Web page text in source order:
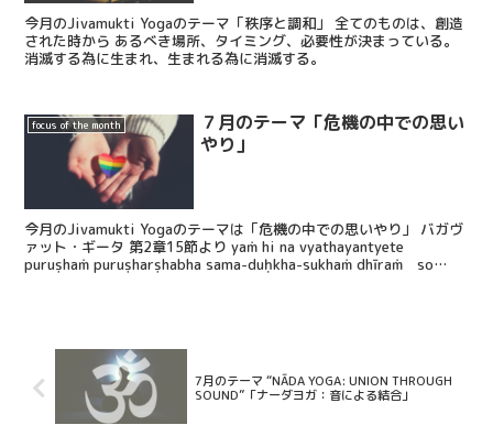
今月のJivamukti Yogaのテーマ「秩序と調和」 全てのものは、創造
された時から あるべき場所、タイミング、必要性が決まっている。
消滅する為に生まれ、生まれる為に消滅する。
focus of the month
７月のテーマ「危機の中での思い
やり」
今月のJivamukti Yogaのテーマは「危機の中での思いやり」 バガヴ
ァット・ギータ 第2章15節より yaṁ hi na vyathayantyete
puruṣhaṁ puruṣharṣhabha sama-duḥkha-sukhaṁ dhīraṁ so
7月のテーマ “NĀDA YOGA: UNION THROUGH
SOUND”「ナーダヨガ：音による結合」